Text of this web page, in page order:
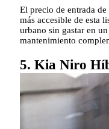
El precio de entrada
más accesible de esta
urbano sin gastar en
mantenimiento
5. Kia Niro